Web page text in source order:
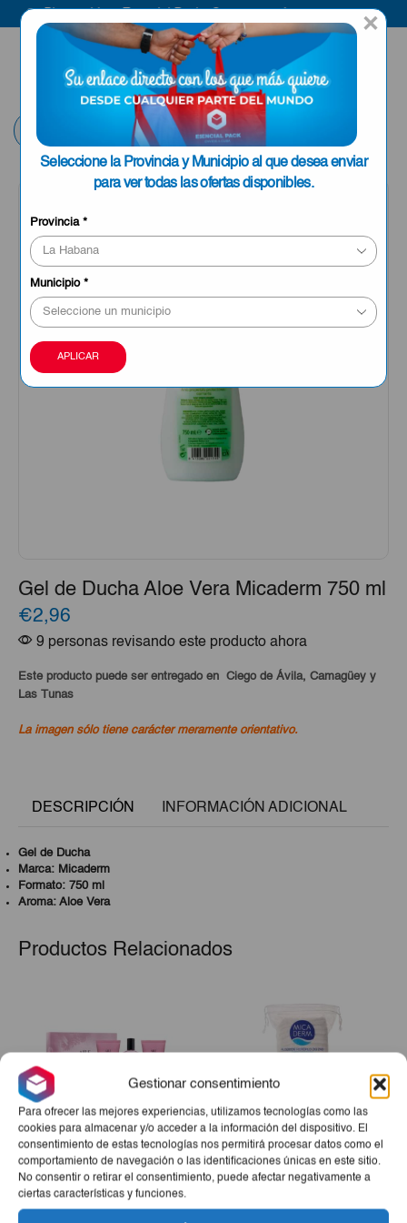
Gestionar consentimiento
Para ofrecer las mejores experiencias, utilizamos tecnologías como las
cookies para almacenar y/o acceder a la información del dispositivo. El
consentimiento de estas tecnologías nos permitirá procesar datos como el
comportamiento de navegación o las identificaciones únicas en este sitio.
No consentir o retirar el consentimiento, puede afectar negativamente a
ciertas características y funciones.
×
Seleccione la Provincia y Municipio al que desea enviar
para ver todas las ofertas disponibles.
Provincia*
Municipio*
APLICAR
Bienvenido a Esencial Pack
ENVIAR A LA
HABANA
Gel de Ducha Aloe Vera Micaderm 750 ml
€2,96
9 personas revisando este producto ahora
Este producto puede ser entregado en Ciego de Ávila, Camagüey y
Las Tunas
La imagen sólo tiene carácter meramente orientativo.
DESCRIPCIÓN INFORMACIÓN ADICIONAL
Gel de Ducha
Marca: Micaderm
Formato: 750 ml
Aroma: Aloe Vera
Productos Relacionados
Estuche Aire De Sevilla
Paradise (Perfume + Gel +
Crema)
Algodón Micaderm ZigZag